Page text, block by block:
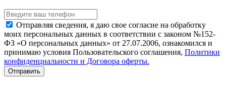
Отправляя сведения, я даю свое согласие на обработку
моих персональных данных в соответствии с законом №152-
ФЗ «О персональных данных» от 27.07.2006, ознакомился и
принимаю условия Пользовательского соглашения, Политики
конфиденциальности и Договора оферты.